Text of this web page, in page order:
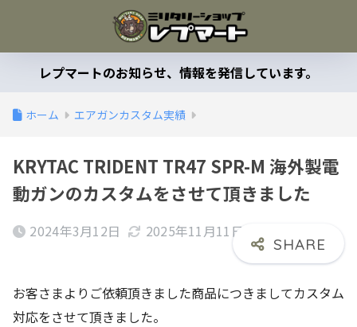
レプマートのお知らせ、情報を発信しています。
ホーム エアガンカスタム実績
KRYTAC TRIDENT TR47 SPR-M 海外製電
動ガンのカスタムをさせて頂きました
2024年3月12日 2025年11月11日
お客さまよりご依頼頂きました商品につきましてカスタム
対応をさせて頂きました。